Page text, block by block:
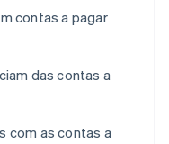
contas a pagar
das contas a
com as contas a